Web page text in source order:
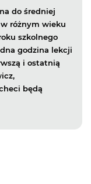
do średniej
różnym wieku
szkolnego
godzina lekcji
i ostatnią
będą